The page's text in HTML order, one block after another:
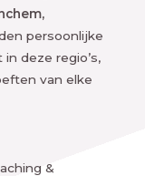
persoonlijke
deze regio’s,
van elke
&